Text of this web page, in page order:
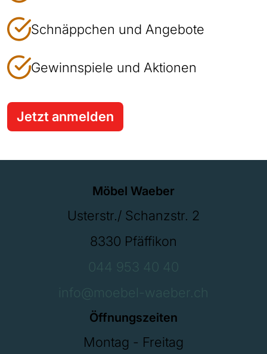
Schnäppchen und Angebote
Gewinnspiele und Aktionen
Jetzt anmelden
Möbel Waeber
Usterstr./ Schanzstr. 2
8330 Pfäffikon
044 953 40 40
info@moebel-waeber.ch
Öffnungszeiten
Montag - Freitag